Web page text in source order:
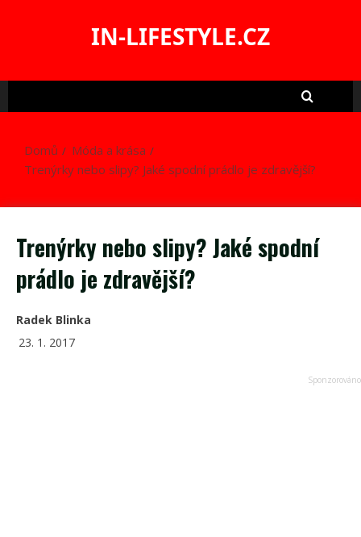
IN-LIFESTYLE.CZ
Domů
Móda a krása
Trenýrky nebo slipy? Jaké spodní prádlo je zdravější?
Trenýrky nebo slipy? Jaké spodní
prádlo je zdravější?
Radek Blinka
23. 1. 2017